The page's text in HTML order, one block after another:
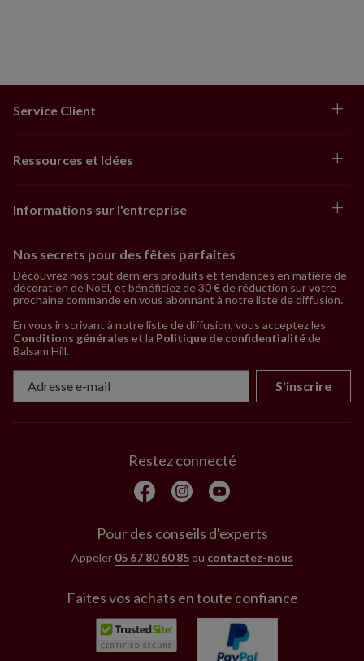
Service Client
Ressources et Idées
Informations sur l'entreprise
Nos secrets pour des fêtes parfaites
Découvrez nos tout derniers produits et tendances en matière de
décoration de Noël, et bénéficiez de 30 € de réduction sur votre
prochaine commande en vous abonnant à notre liste de diffusion.
En vous inscrivant à notre liste de diffusion, vous acceptez les
Conditions générales et la Politique de confidentialitéde
Balsam Hill.
S'inscrire
Restez connecté
Pour des conseils d'experts
Appeler 05 67 80 60 85ou contactez-nous
Faites vos achats en toute confiance